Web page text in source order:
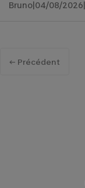
Bruno 04/08/2026
← Précédent